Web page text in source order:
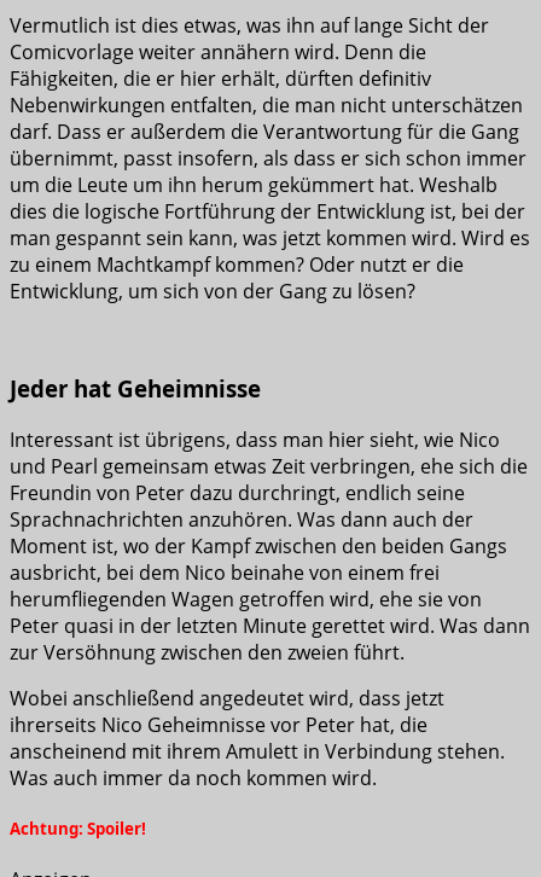
Vermutlich ist dies etwas, was ihn auf lange Sicht der
Comicvorlage weiter annähern wird. Denn die
Fähigkeiten, die er hier erhält, dürften definitiv
Nebenwirkungen entfalten, die man nicht unterschätzen
darf. Dass er außerdem die Verantwortung für die Gang
übernimmt, passt insofern, als dass er sich schon immer
um die Leute um ihn herum gekümmert hat. Weshalb
dies die logische Fortführung der Entwicklung ist, bei der
man gespannt sein kann, was jetzt kommen wird. Wird es
zu einem Machtkampf kommen? Oder nutzt er die
Entwicklung, um sich von der Gang zu lösen?
Jeder hat Geheimnisse
Interessant ist übrigens, dass man hier sieht, wie Nico
und Pearl gemeinsam etwas Zeit verbringen, ehe sich die
Freundin von Peter dazu durchringt, endlich seine
Sprachnachrichten anzuhören. Was dann auch der
Moment ist, wo der Kampf zwischen den beiden Gangs
ausbricht, bei dem Nico beinahe von einem frei
herumfliegenden Wagen getroffen wird, ehe sie von
Peter quasi in der letzten Minute gerettet wird. Was dann
zur Versöhnung zwischen den zweien führt.
Wobei anschließend angedeutet wird, dass jetzt
ihrerseits Nico Geheimnisse vor Peter hat, die
anscheinend mit ihrem Amulett in Verbindung stehen.
Was auch immer da noch kommen wird.
Achtung: Spoiler!